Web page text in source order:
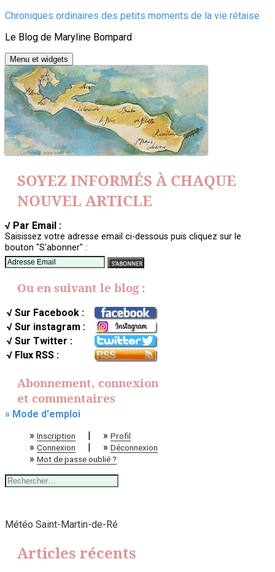
Aller
contenu
Chroniques ordinaires des petits moments de la vie rétaise
Le Blog de Maryline Bompard
Menu et widgets
SOYEZ INFORMÉS À CHAQUE
NOUVEL ARTICLE
√ Par Email :
Saisissez votre adresse email ci-dessous puis cliquez sur le
bouton "S'abonner" :
Ou en suivant le blog :
√ Sur Facebook :
√ Sur instagram :
√ Sur Twitter :
√ Flux RSS :
Abonnement, connexion
et commentaires
» Mode d'emploi
» Inscription | » Profil
» Connexion | » Déconnexion
» Mot de passe oublié ?
Rechercher :
Météo Saint-Martin-de-Ré
Articles récents